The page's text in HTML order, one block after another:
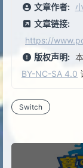
文章作者:
文章链接:
https://
版权声明:
BY-NC-SA 4.0
Switch